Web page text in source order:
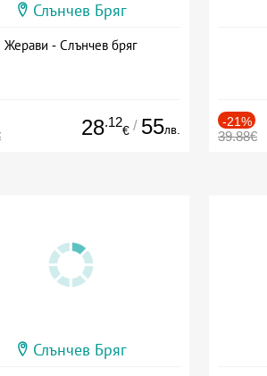
Слънчев Бряг
Жерави - Слънчев бряг
28.12
€ / 55лв.
-21%
39.88€
Слънчев Бряг